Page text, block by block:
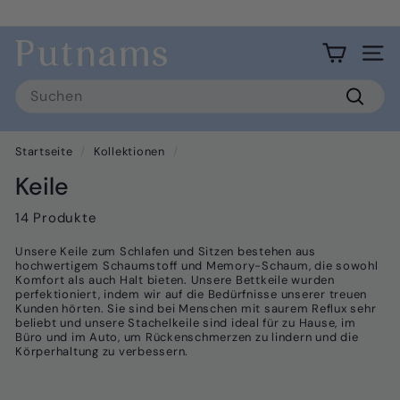
zum
Inhalt
Pause
Kostenloser Standardversand (britisches Festland)
P
n
a
m
s
Search
Startseite Kollektionen
Keile
14 Produkte
Unsere Keile zum Schlafen und Sitzen bestehen aus
hochwertigem Schaumstoff und Memory-Schaum, die sowohl
Komfort als auch Halt bieten. Unsere Bettkeile wurden
perfektioniert, indem wir auf die Bedürfnisse unserer treuen
Kunden hörten. Sie sind bei Menschen mit saurem Reflux sehr
beliebt und unsere Stachelkeile sind ideal für zu Hause, im
Büro und im Auto, um Rückenschmerzen zu lindern und die
Körperhaltung zu verbessern.